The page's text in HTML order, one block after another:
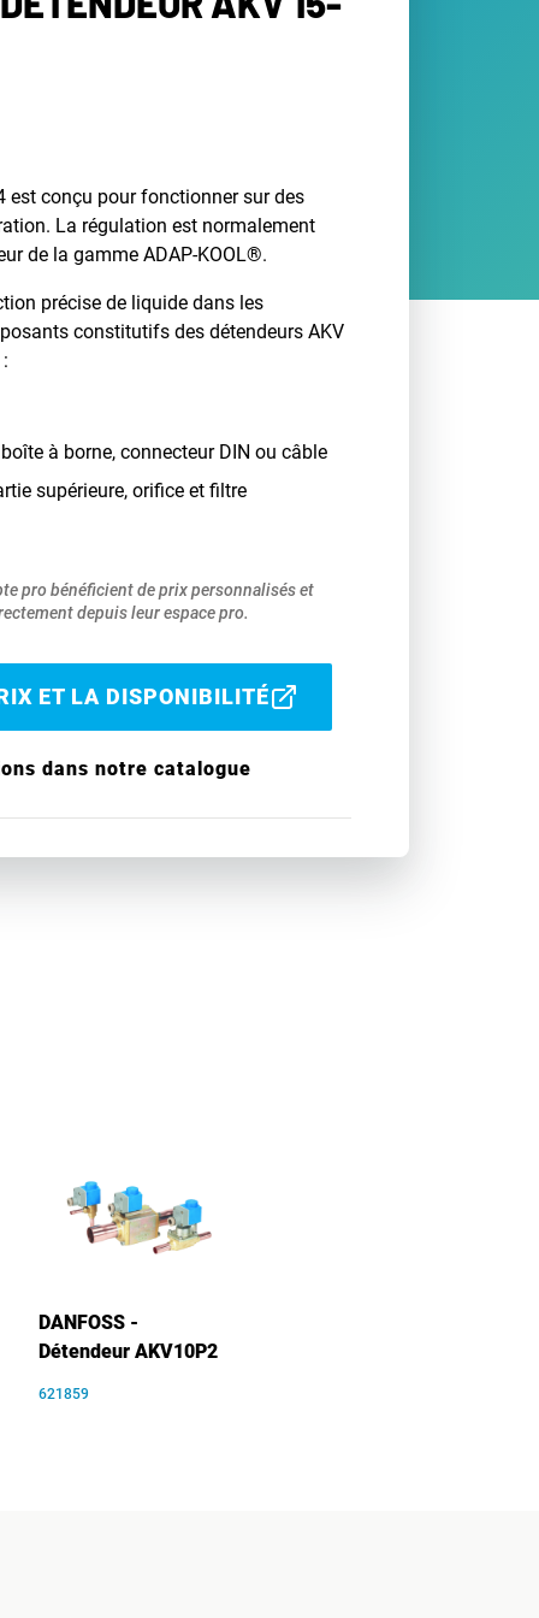
est conçu pour fonctionner sur des
La régulation est normalement
de la gamme ADAP-KOOL®.
précise de liquide dans les
constitutifs des détendeurs AKV
à borne, connecteur DIN ou câble
supérieure, orifice et filtre
pro bénéficient de prix personnalisés et
depuis leur espace pro.
ET LA DISPONIBILITÉ
dans notre catalogue
DANFOSS -
Détendeur AKV10P2
621859